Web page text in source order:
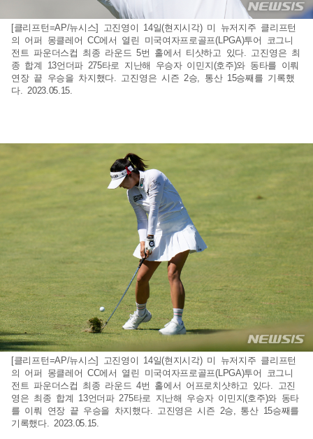
[클리프턴=AP/뉴시스] 고진영이 14일(현지시각) 미 뉴저지주 클리프턴
의 어퍼 몽클레어 CC에서 열린 미국여자프로골프(LPGA)투어 코그니
전트 파운더스컵 최종 라운드 5번 홀에서 티샷하고 있다. 고진영은 최
종 합계 13언더파 275타로 지난해 우승자 이민지(호주)와 동타를 이뤄
연장 끝 우승을 차지했다. 고진영은 시즌 2승, 통산 15승째를 기록했
다. 2023.05.15.
[클리프턴=AP/뉴시스] 고진영이 14일(현지시각) 미 뉴저지주 클리프턴
의 어퍼 몽클레어 CC에서 열린 미국여자프로골프(LPGA)투어 코그니
전트 파운더스컵 최종 라운드 4번 홀에서 어프로치샷하고 있다. 고진
영은 최종 합계 13언더파 275타로 지난해 우승자 이민지(호주)와 동타
를 이뤄 연장 끝 우승을 차지했다. 고진영은 시즌 2승, 통산 15승째를
기록했다. 2023.05.15.